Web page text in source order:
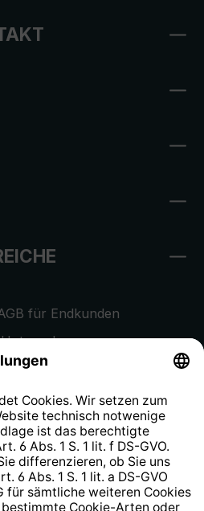
für Endkunden